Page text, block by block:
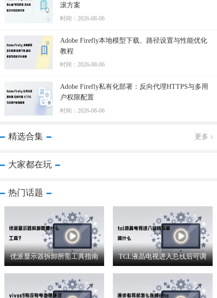
滚方案
时间：2026-08-06
Adobe Firefly本地模型下载、路径设置与性能优化
教程
时间：2026-08-06
Adobe Firefly私有化部署：反向代理HTTPS与多用
户权限配置
时间：2026-08-06
精选合集 更多
大家都在玩
热门话题
优派显示器拆卸所需工具指南
TCL液晶电视进入总线后可调
节哪些参数设置